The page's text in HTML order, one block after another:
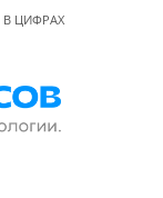
В ЦИФРАХ